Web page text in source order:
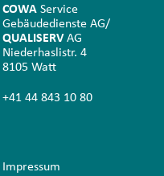
COWAService
Gebäudedienste AG/
QUALISERVAG
Niederhaslistr. 4
8105 Watt
+41 44 843 10 80
Impressum